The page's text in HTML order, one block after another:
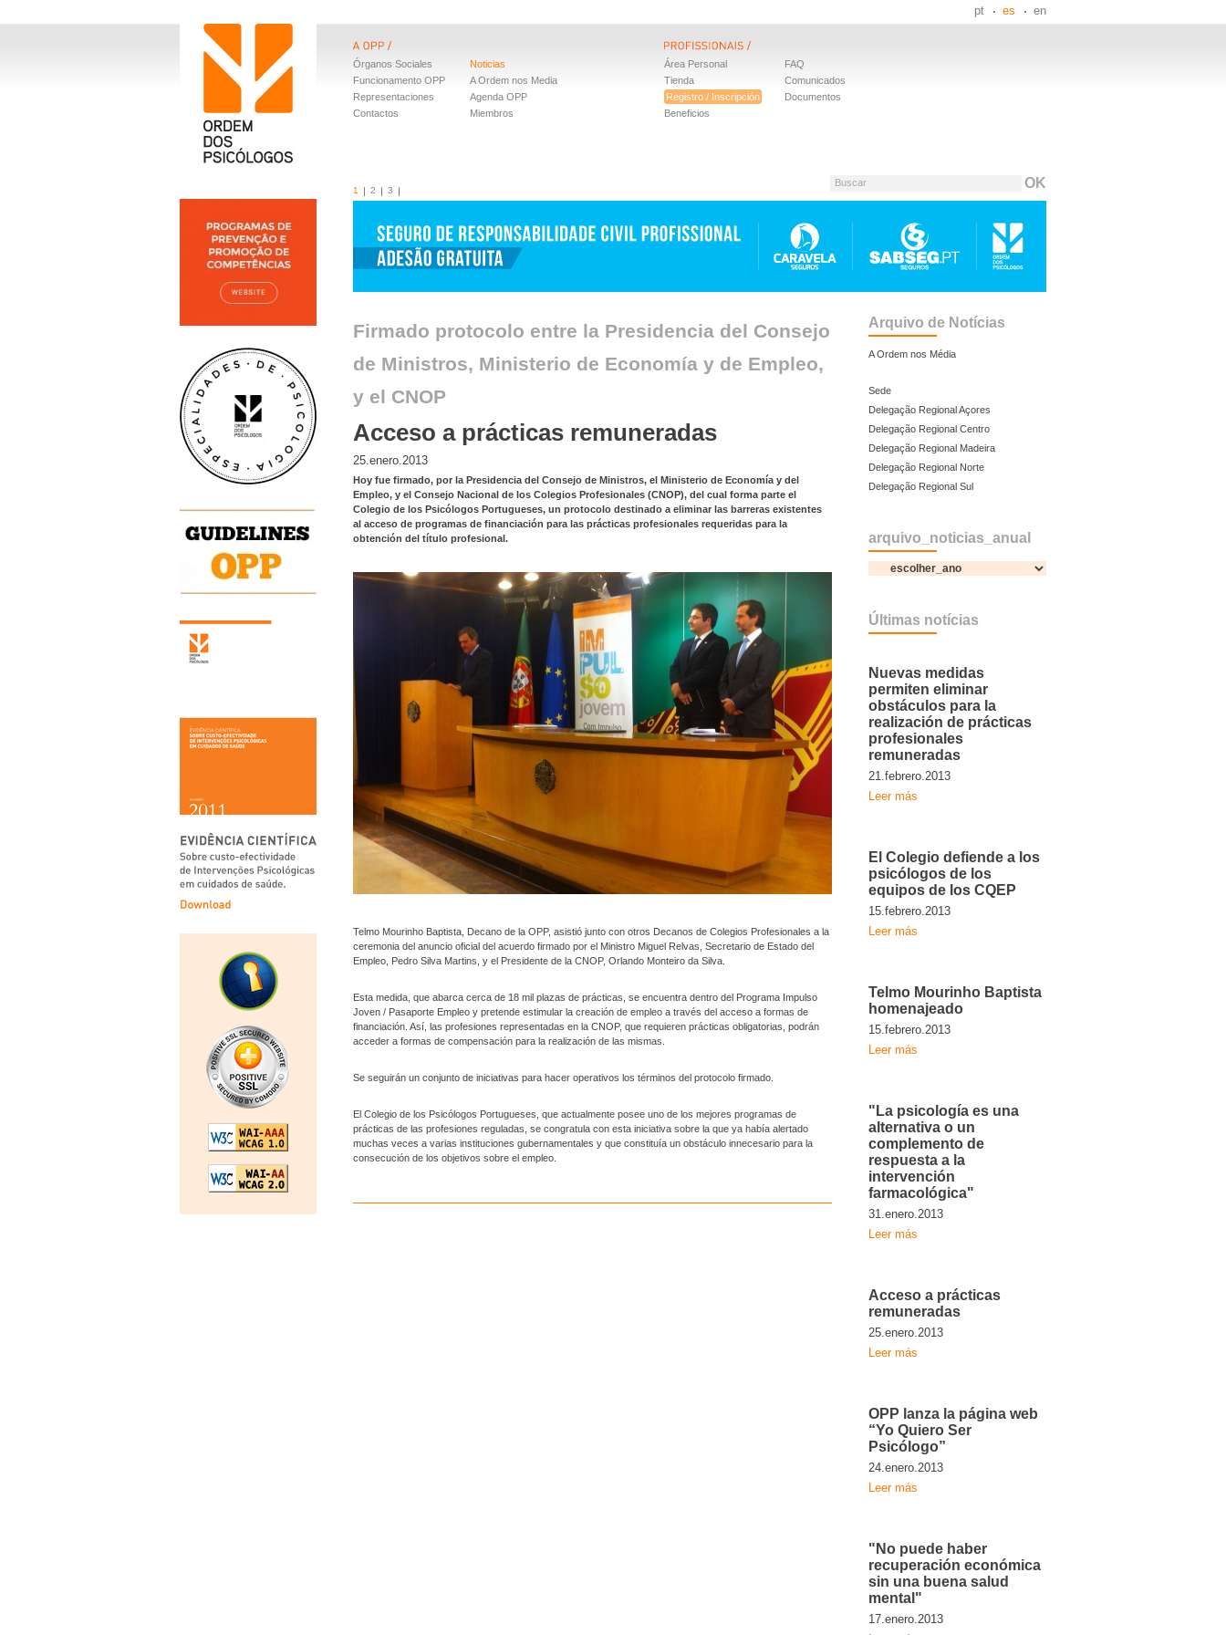
pt es en
Órganos Sociales
Funcionamento OPP
Representaciones
Contactos
Noticias
A Ordem nos Media
Agenda OPP
Miembros
Área Personal
Tienda
Registro / Inscripción
Beneficios
FAQ
Comunicados
Documentos
Buscar
1 2 3
Firmado protocolo entre la Presidencia del Consejo
de Ministros, Ministerio de Economía y de Empleo,
y el CNOP
Acceso a prácticas remuneradas
25.enero.2013
Hoy fue firmado, por la Presidencia del Consejo de Ministros, el Ministerio de Economía y del
Empleo, y el Consejo Nacional de los Colegios Profesionales (CNOP), del cual forma parte el
Colegio de los Psicólogos Portugueses, un protocolo destinado a eliminar las barreras existentes
al acceso de programas de financiación para las prácticas profesionales requeridas para la
obtención del título profesional.
Telmo Mourinho Baptista, Decano de la OPP, asistió junto con otros Decanos de Colegios Profesionales a la
ceremonia del anuncio oficial del acuerdo firmado por el Ministro Miguel Relvas, Secretario de Estado del
Empleo, Pedro Silva Martins, y el Presidente de la CNOP, Orlando Monteiro da Silva.
Esta medida, que abarca cerca de 18 mil plazas de prácticas, se encuentra dentro del Programa Impulso
Joven / Pasaporte Empleo y pretende estimular la creación de empleo a través del acceso a formas de
financiación. Así, las profesiones representadas en la CNOP, que requieren prácticas obligatorias, podrán
acceder a formas de compensación para la realización de las mismas.
Se seguirán un conjunto de iniciativas para hacer operativos los términos del protocolo firmado.
El Colegio de los Psicólogos Portugueses, que actualmente posee uno de los mejores programas de
prácticas de las profesiones reguladas, se congratula con esta iniciativa sobre la que ya había alertado
muchas veces a varias instituciones gubernamentales y que constituía un obstáculo innecesario para la
consecución de los objetivos sobre el empleo.
Arquivo de Notícias
A Ordem nos Média
Sede
Delegação Regional Açores
Delegação Regional Centro
Delegação Regional Madeira
Delegação Regional Norte
Delegação Regional Sul
arquivo_noticias_anual
Últimas notícias
Nuevas medidas
permiten eliminar
obstáculos para la
realización de prácticas
profesionales
remuneradas
21.febrero.2013
Leer más
El Colegio defiende a los
psicólogos de los
equipos de los CQEP
15.febrero.2013
Leer más
Telmo Mourinho Baptista
homenajeado
15.febrero.2013
Leer más
"La psicología es una
alternativa o un
complemento de
respuesta a la
intervención
farmacológica"
31.enero.2013
Leer más
Acceso a prácticas
remuneradas
25.enero.2013
Leer más
OPP lanza la página web
“Yo Quiero Ser
Psicólogo”
24.enero.2013
Leer más
"No puede haber
recuperación económica
sin una buena salud
mental"
17.enero.2013